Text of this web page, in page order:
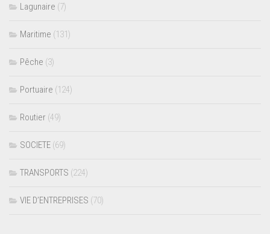
Lagunaire (7)
Maritime (131)
Pêche (3)
Portuaire (124)
Routier (49)
SOCIETE (69)
TRANSPORTS (224)
VIE D’ENTREPRISES (70)